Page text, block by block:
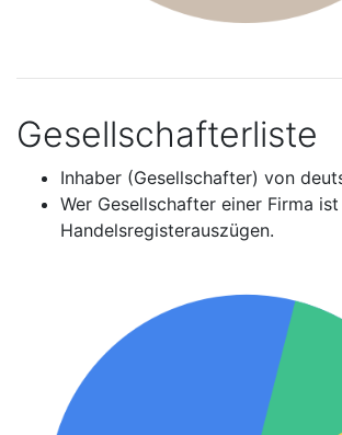
Gesellschafterliste
Inhaber (Gesellschafter) von
Wer Gesellschafter einer Firma
Handelsregisterauszügen.